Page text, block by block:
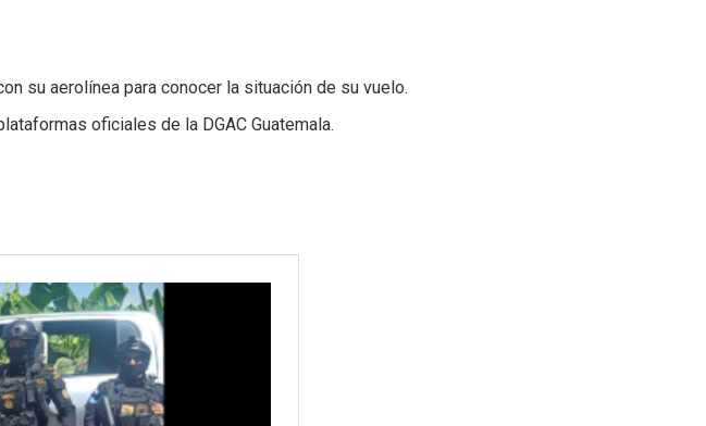
su aerolínea para conocer la situación de su vuelo.
oficiales de la DGAC Guatemala.